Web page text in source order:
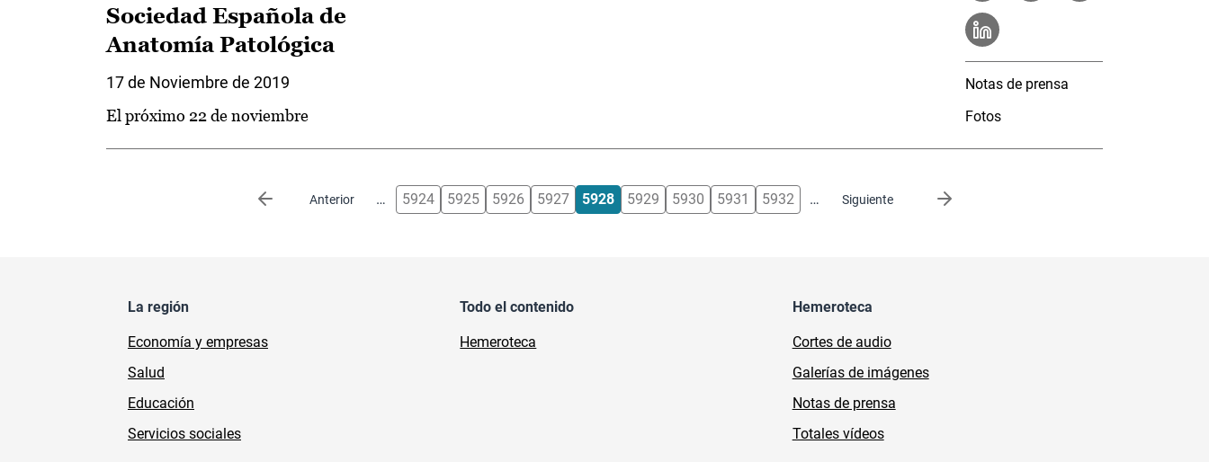
Sociedad Española de
Anatomía Patológica
17 de Noviembre de 2019
El próximo 22 de noviembre
Notas de prensa
Fotos
Anterior
Página anterior … 5924 5925 5926 5927 5928 5929 5930 5931 5932 … Siguiente
Siguiente página
La región
Economía y empresas
Salud
Educación
Servicios sociales
Todo el contenido
Hemeroteca
Hemeroteca
Cortes de audio
Galerías de imágenes
Notas de prensa
Totales vídeos